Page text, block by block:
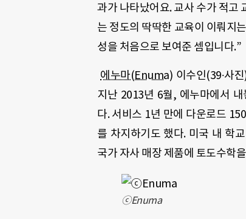
과가 나타났어요. 교사 수가 적고
는 정도의 딱딱한 교육이 이뤄지
성을 처음으로 보여준 셈입니다.”
에누마(Enuma) 이수인(39∙사
지난 2013년 6월, 에누마에서
다. 서비스 1년 만에 다운로드 150
를 차지하기도 했다. 미국 내 학교
국가 자사 매장 제품에 토도수학
ⓒEnuma